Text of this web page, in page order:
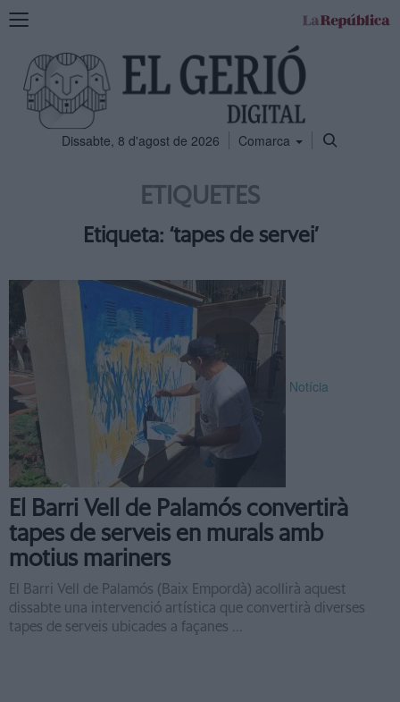
Mostra
navegació
Dissabte, 8 d'agost de 2026 Comarca
ETIQUETES
Etiqueta: ‘tapes de servei’
Notícia
El Barri Vell de Palamós convertirà
tapes de serveis en murals amb
motius mariners
El Barri Vell de Palamós (Baix Empordà) acollirà aquest
dissabte una intervenció artística que convertirà diverses
tapes de serveis ubicades a façanes ...